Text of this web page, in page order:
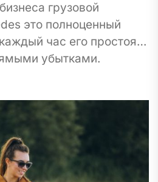
грузовой
это полноценный
час его простоя
убытками.